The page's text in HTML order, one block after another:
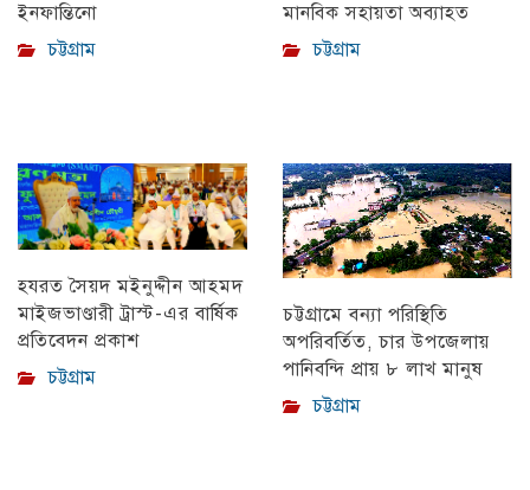
ইনফান্তিনো
চট্টগ্রাম
মানবিক সহায়তা অব্যাহত
চট্টগ্রাম
হযরত সৈয়দ মইনুদ্দীন আহমদ
মাইজভাণ্ডারী ট্রাস্ট-এর বার্ষিক
প্রতিবেদন প্রকাশ
চট্টগ্রাম
চট্টগ্রামে বন্যা পরিস্থিতি
অপরিবর্তিত, চার উপজেলায়
পানিবন্দি প্রায় ৮ লাখ মানুষ
চট্টগ্রাম